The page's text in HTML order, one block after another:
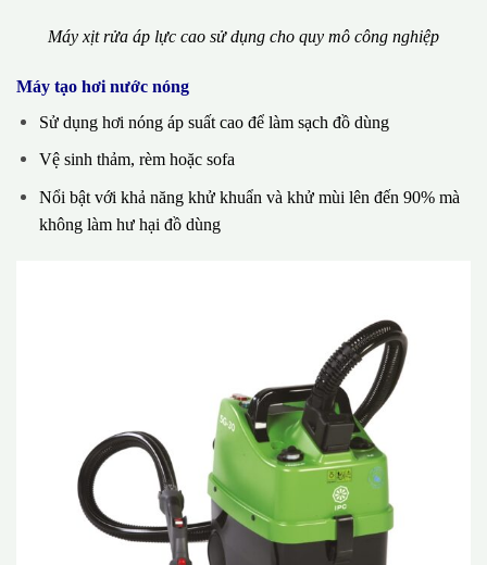
Máy xịt rửa áp lực cao sử dụng cho quy mô công nghiệp
Máy tạo hơi nước nóng
Sử dụng hơi nóng áp suất cao để làm sạch đồ dùng
Vệ sinh thảm, rèm hoặc sofa
Nổi bật với khả năng khử khuẩn và khử mùi lên đến 90% mà
không làm hư hại đồ dùng